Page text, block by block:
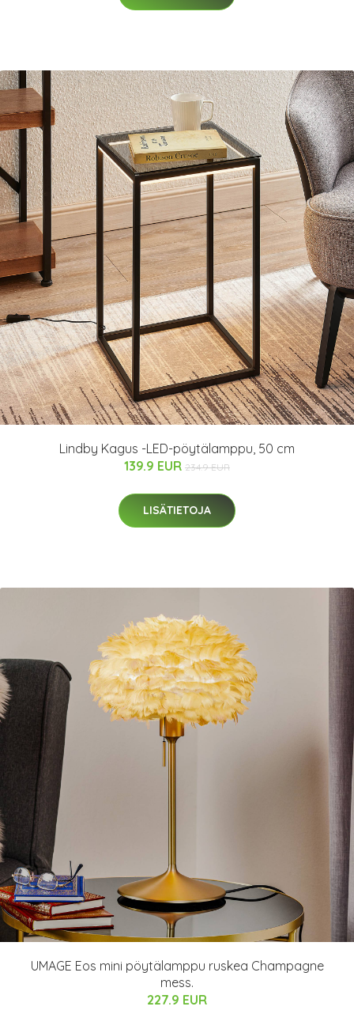
Lindby Kagus -LED-pöytälamppu, 50 cm
139.9 EUR 234.9 EUR
LISÄTIETOJA
UMAGE Eos mini pöytälamppu ruskea Champagne
mess.
227.9 EUR